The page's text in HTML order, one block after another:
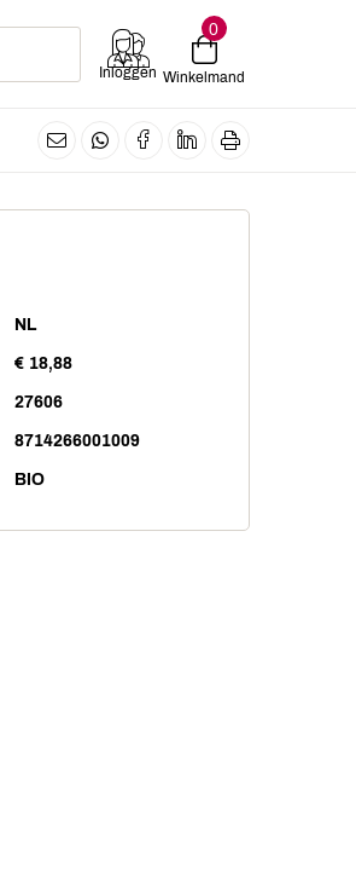
Inloggen
0
Winkelmand
NL
€ 18,88
27606
8714266001009
BIO